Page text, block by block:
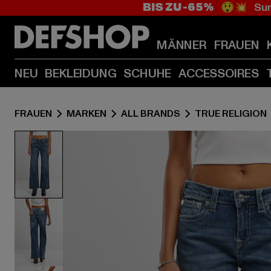
BIS ZU -65% 😲💥
MÄNNER FRAUEN
NEU BEKLEIDUNG SCHUHE ACCESSOIRES
FRAUEN MARKEN ALL BRANDS TRUE RELIGION